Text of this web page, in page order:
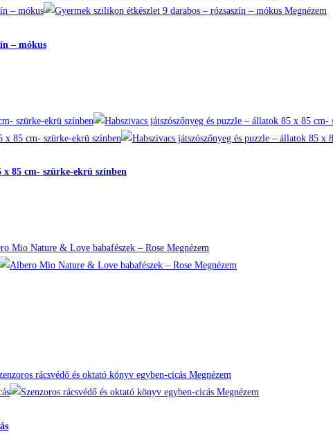
Megnézem
– mókus
x 85 cm- szürke-ekrü színben
Megnézem
Megnézem
Megnézem
Megnézem